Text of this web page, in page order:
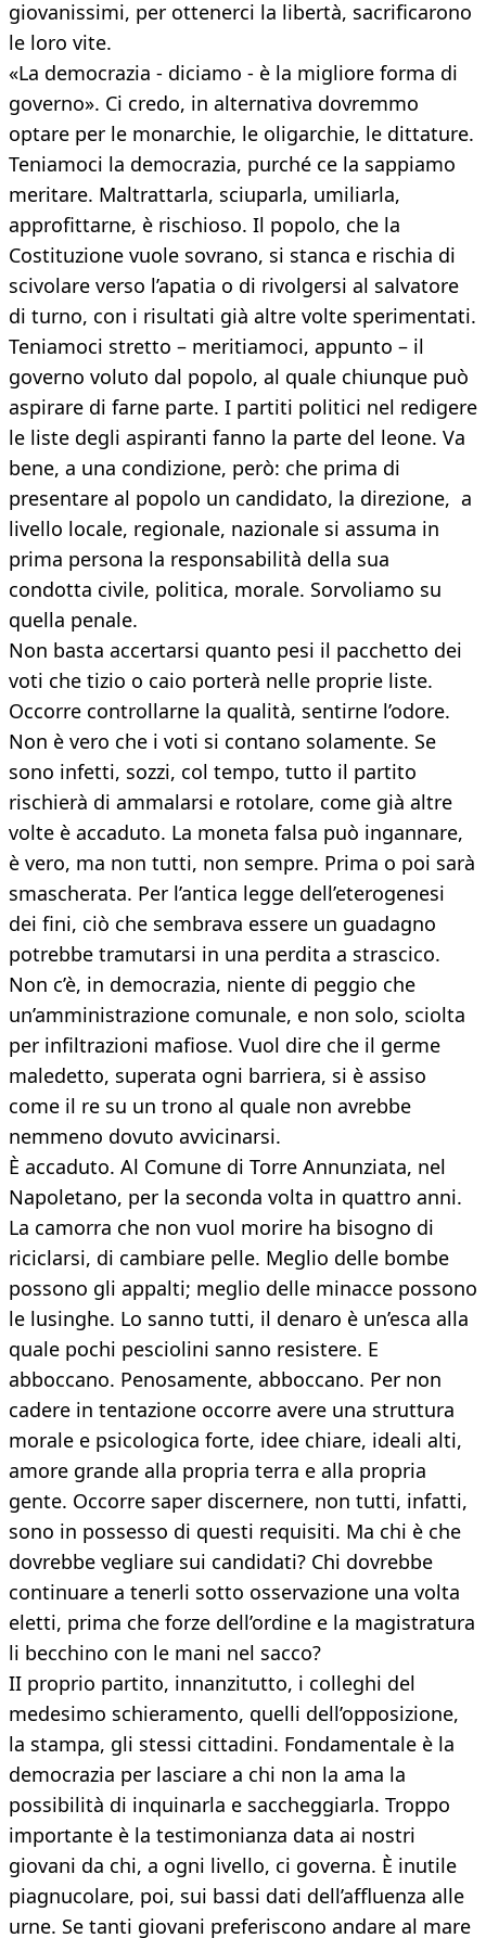
giovanissimi, per ottenerci la libertà, sacrificarono
le loro vite.
«La democrazia - diciamo - è la migliore forma di
governo». Ci credo, in alternativa dovremmo
optare per le monarchie, le oligarchie, le dittature.
Teniamoci la democrazia, purché ce la sappiamo
meritare. Maltrattarla, sciuparla, umiliarla,
approfittarne, è rischioso. Il popolo, che la
Costituzione vuole sovrano, si stanca e rischia di
scivolare verso l’apatia o di rivolgersi al salvatore
di turno, con i risultati già altre volte sperimentati.
Teniamoci stretto – meritiamoci, appunto – il
governo voluto dal popolo, al quale chiunque può
aspirare di farne parte. I partiti politici nel redigere
le liste degli aspiranti fanno la parte del leone. Va
bene, a una condizione, però: che prima di
presentare al popolo un candidato, la direzione, a
livello locale, regionale, nazionale si assuma in
prima persona la responsabilità della sua
condotta civile, politica, morale. Sorvoliamo su
quella penale.
Non basta accertarsi quanto pesi il pacchetto dei
voti che tizio o caio porterà nelle proprie liste.
Occorre controllarne la qualità, sentirne l’odore.
Non è vero che i voti si contano solamente. Se
sono infetti, sozzi, col tempo, tutto il partito
rischierà di ammalarsi e rotolare, come già altre
volte è accaduto. La moneta falsa può ingannare,
è vero, ma non tutti, non sempre. Prima o poi sarà
smascherata. Per l’antica legge dell’eterogenesi
dei fini, ciò che sembrava essere un guadagno
potrebbe tramutarsi in una perdita a strascico.
Non c’è, in democrazia, niente di peggio che
un’amministrazione comunale, e non solo, sciolta
per infiltrazioni mafiose. Vuol dire che il germe
maledetto, superata ogni barriera, si è assiso
come il re su un trono al quale non avrebbe
nemmeno dovuto avvicinarsi.
È accaduto. Al Comune di Torre Annunziata, nel
Napoletano, per la seconda volta in quattro anni.
La camorra che non vuol morire ha bisogno di
riciclarsi, di cambiare pelle. Meglio delle bombe
possono gli appalti; meglio delle minacce possono
le lusinghe. Lo sanno tutti, il denaro è un’esca alla
quale pochi pesciolini sanno resistere. E
abboccano. Penosamente, abboccano. Per non
cadere in tentazione occorre avere una struttura
morale e psicologica forte, idee chiare, ideali alti,
amore grande alla propria terra e alla propria
gente. Occorre saper discernere, non tutti, infatti,
sono in possesso di questi requisiti. Ma chi è che
dovrebbe vegliare sui candidati? Chi dovrebbe
continuare a tenerli sotto osservazione una volta
eletti, prima che forze dell’ordine e la magistratura
li becchino con le mani nel sacco?
II proprio partito, innanzitutto, i colleghi del
medesimo schieramento, quelli dell’opposizione,
la stampa, gli stessi cittadini. Fondamentale è la
democrazia per lasciare a chi non la ama la
possibilità di inquinarla e saccheggiarla. Troppo
importante è la testimonianza data ai nostri
giovani da chi, a ogni livello, ci governa. È inutile
piagnucolare, poi, sui bassi dati dell’affluenza alle
urne. Se tanti giovani preferiscono andare al mare